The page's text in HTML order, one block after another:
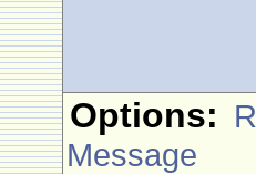
Options:
Message